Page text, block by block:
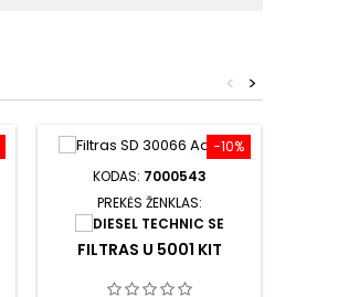
>
<
−10%
KODAS: 7000543
PREKĖS ŽENKLAS:
FILTRAS U 5001 KIT